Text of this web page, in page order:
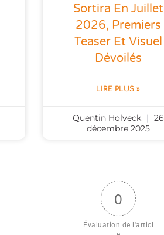
Sortira En Juillet
2026, Premiers
Teaser Et Visuel
Dévoilés
LIRE PLUS »
Quentin Holveck
26
décembre 2025
0
Évaluation de l'articl